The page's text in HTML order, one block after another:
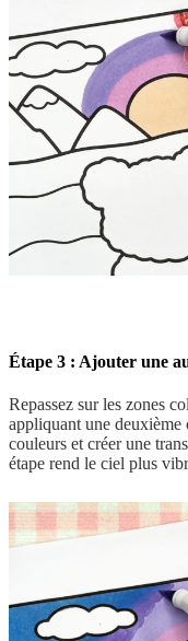
Étape 3 : Ajouter une
Repassez sur les zones
appliquant une
couleurs et créer une
étape rend le ciel plus